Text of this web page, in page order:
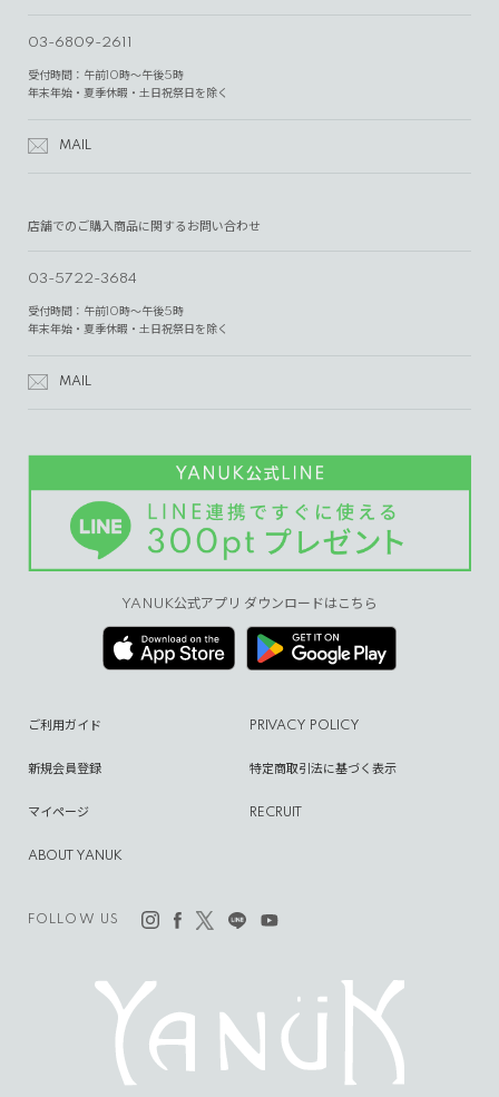
03-6809-2611
受付時間：午前10時～午後5時
年末年始・夏季休暇・土日祝祭日を除く
MAIL
店舗でのご購入商品に関するお問い合わせ
03-5722-3684
受付時間：午前10時～午後5時
年末年始・夏季休暇・土日祝祭日を除く
MAIL
YANUK公式アプリ ダウンロードはこちら
FOLLOW US
ご利用ガイド PRIVACY POLICY
新規会員登録 特定商取引法に基づく表示
マイページ RECRUIT
ABOUT YANUK